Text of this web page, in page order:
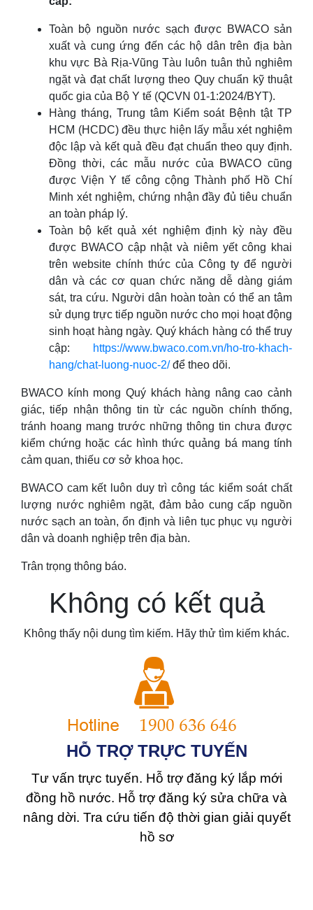
Toàn bộ nguồn nước sạch được BWACO sản
xuất và cung ứng đến các hộ dân trên địa bàn
khu vực Bà Rịa-Vũng Tàu luôn tuân thủ nghiêm
ngặt và đạt chất lượng theo Quy chuẩn kỹ thuật
quốc gia của Bộ Y tế (QCVN 01-1:2024/BYT).
Hàng tháng, Trung tâm Kiểm soát Bệnh tật TP
HCM (HCDC) đều thực hiện lấy mẫu xét nghiệm
độc lập và kết quả đều đạt chuẩn theo quy định.
Đồng thời, các mẫu nước của BWACO cũng
được Viện Y tế công cộng Thành phố Hồ Chí
Minh xét nghiệm, chứng nhận đầy đủ tiêu chuẩn
an toàn pháp lý.
Toàn bộ kết quả xét nghiệm định kỳ này đều
được BWACO cập nhật và niêm yết công khai
trên website chính thức của Công ty để người
dân và các cơ quan chức năng dễ dàng giám
sát, tra cứu. Người dân hoàn toàn có thể an tâm
sử dụng trực tiếp nguồn nước cho mọi hoạt động
sinh hoạt hàng ngày. Quý khách hàng có thể truy
cập:
https://www.bwaco.com.vn/ho-tro-khach-
hang/chat-luong-nuoc-2/để theo dõi.
BWACO kính mong Quý khách hàng nâng cao cảnh
giác, tiếp nhận thông tin từ các nguồn chính thống,
tránh hoang mang trước những thông tin chưa được
kiểm chứng hoặc các hình thức quảng bá mang tính
cảm quan, thiếu cơ sở khoa học.
BWACO cam kết luôn duy trì công tác kiểm soát chất
lượng nước nghiêm ngặt, đảm bảo cung cấp nguồn
nước sạch an toàn, ổn định và liên tục phục vụ người
dân và doanh nghiệp trên địa bàn.
Trân trọng thông báo.
Không có kết quả
Không thấy nội dung tìm kiếm. Hãy thử tìm kiếm khác.
HỖ TRỢ TRỰC TUYẾN
Tư vấn trực tuyến. Hỗ trợ đăng ký lắp mới
đồng hồ nước. Hỗ trợ đăng ký sửa chữa và
nâng dời. Tra cứu tiến độ thời gian giải quyết
hồ sơ